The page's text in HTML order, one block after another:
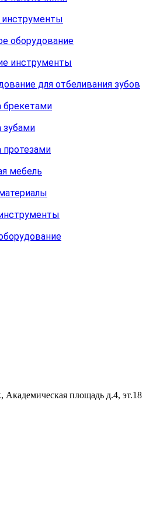
инструменты
оборудование
инструменты
для отбеливания зубов
брекетами
зубами
протезами
мебель
Академическая площадь д.4, эт.18